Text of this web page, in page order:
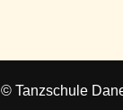
© Tanzschule